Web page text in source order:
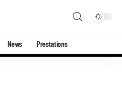
News Prestations